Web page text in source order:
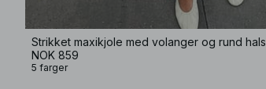
Strikket maxikjole med volanger og rund hals
NOK 859
5 farger